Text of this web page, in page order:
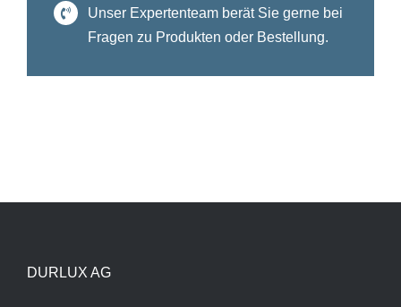
Unser Expertenteam berät Sie gerne bei
Fragen zu Produkten oder Bestellung.
DURLUX AG